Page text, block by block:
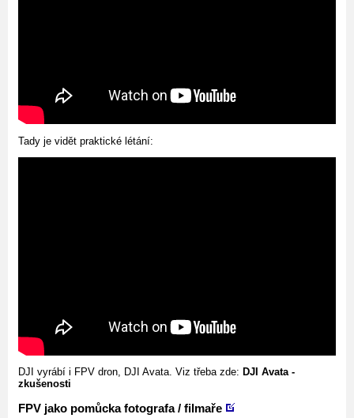
Tady je vidět praktické létání:
DJI vyrábí i FPV dron, DJI Avata. Viz třeba zde: DJI Avata -
zkušenosti
FPV jako pomůcka fotografa / filmaře